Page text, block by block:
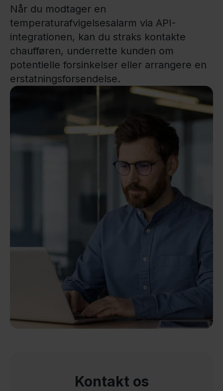
Når du modtager en
temperaturafvigelsesalarm via API-
integrationen, kan du straks kontakte
chaufføren, underrette kunden om
potentielle forsinkelser eller arrangere en
erstatningsforsendelse.
Kontakt os